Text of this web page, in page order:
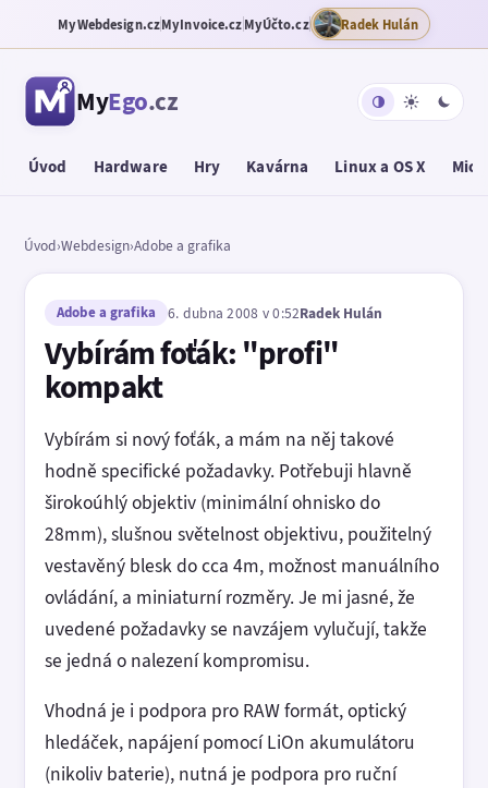
MyWebdesign.czMyInvoice.czMyÚčto.cz Radek Hulán
MyEgo.cz
Úvod Hardware Hry Kavárna Linux a OS X
Úvod›Webdesign›Adobe a grafika
Adobe a grafika 6. dubna 2008 v 0:52Radek Hulán
Vybírám foťák: "profi"
kompakt
Vybírám si nový foťák, a mám na něj takové
hodně specifické požadavky. Potřebuji hlavně
širokoúhlý objektiv (minimální ohnisko do
28mm), slušnou světelnost objektivu, použitelný
vestavěný blesk do cca 4m, možnost manuálního
ovládání, a miniaturní rozměry. Je mi jasné, že
uvedené požadavky se navzájem vylučují, takže
se jedná o nalezení kompromisu.
Vhodná je i podpora pro RAW formát, optický
hledáček, napájení pomocí LiOn akumulátoru
(nikoliv baterie), nutná je podpora pro ruční